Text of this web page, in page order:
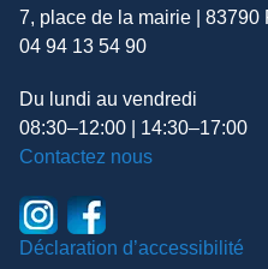
7, place de la mairie | 83790
04 94 13 54 90
Du lundi au vendredi
08:30–12:00 | 14:30–17:00
Contactez nous
Déclaration d’accessibilité